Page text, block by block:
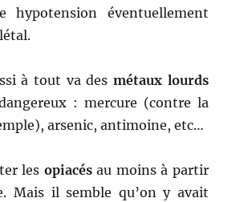
hypotension éventuellement
à tout va des métaux lourds
: mercure (contre la
arsenic, antimoine, etc…
les opiacésau moins à partir
Mais il semble qu’on y avait